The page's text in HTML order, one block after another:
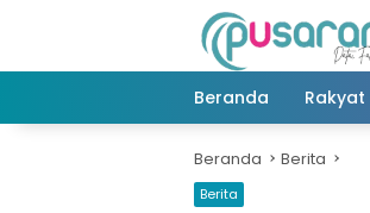
Beranda Rakyat
Beranda Berita
Berita